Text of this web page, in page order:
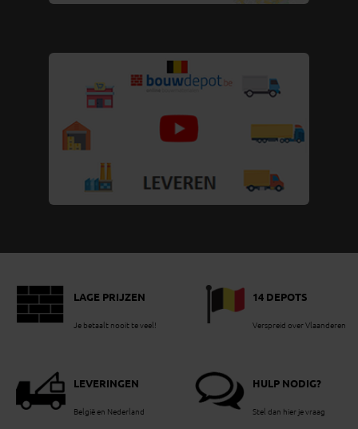
LAGE PRIJZEN
Je betaalt nooit te veel!
14 DEPOTS
Verspreid over Vlaanderen
LEVERINGEN
België en Nederland
HULP NODIG?
Stel dan hier je vraag